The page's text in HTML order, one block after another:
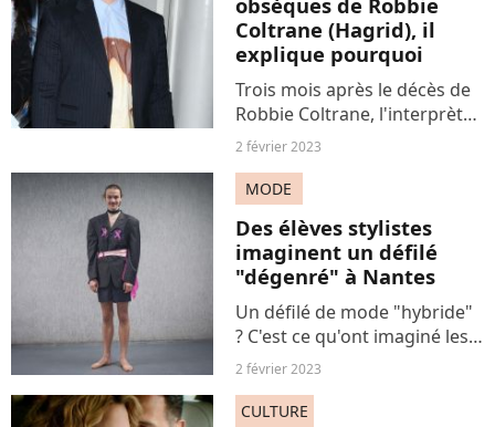
Coltrane (Hagrid), il
explique pourquoi
Trois mois après le décès de
Robbie Coltrane, l'interprète
de Hagrid dans la saga Harry
Rupert Grint a expliqué son
absence à ses obsèques dans
une interview...
2 février 2023
MODE
Des élèves stylistes
imaginent un défilé
"dégenré" à Nantes
Un défilé de mode "hybride"
? C'est ce qu'ont imaginé les
élèves stylistes de l'Atelier
pour repenser les codes de la
2 février 2023
CULTURE